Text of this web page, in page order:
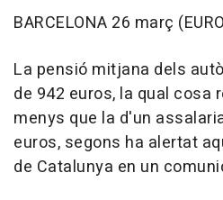
BARCELONA 26 març
La pensió mitjana dels
de 942 euros, la qual cosa
menys que la d'un
euros, segons ha alertat
de Catalunya en un